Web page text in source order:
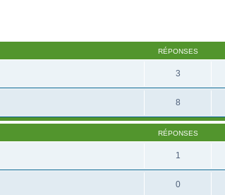
RÉPONSES
3
8
RÉPONSES
1
0